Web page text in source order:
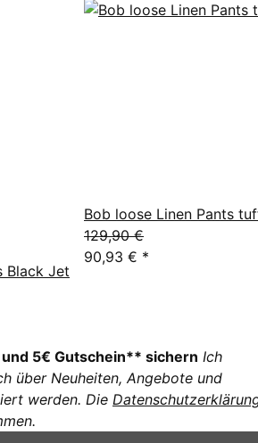
Black Jet
Bob loose Linen Pants
129,90 €
90,93 € *
und 5€ Gutschein** sichern Ich
über Neuheiten, Angebote und
werden. Die